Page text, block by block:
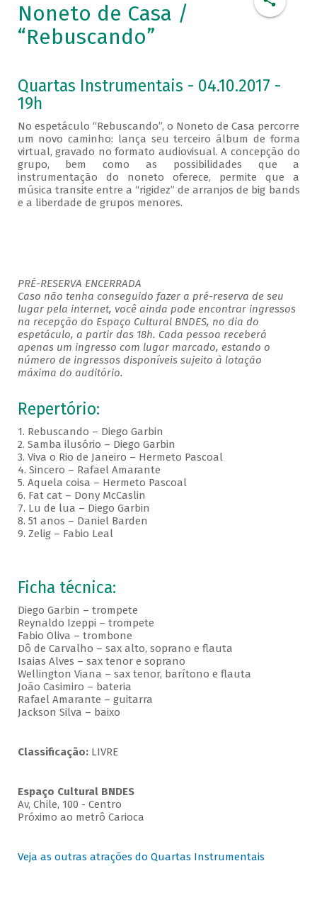
Noneto de Casa /
“Rebuscando”
Quartas Instrumentais - 04.10.2017 -
19h
No espetáculo “Rebuscando”, o Noneto de Casa percorre
um novo caminho: lança seu terceiro álbum de forma
virtual, gravado no formato audiovisual. A concepção do
grupo, bem como as possibilidades que a
instrumentação do noneto oferece, permite que a
música transite entre a “rigidez” de arranjos de big bands
e a liberdade de grupos menores.
PRÉ-RESERVA ENCERRADA
Caso não tenha conseguido fazer a pré-reserva de seu
lugar pela internet, você ainda pode encontrar ingressos
na recepção do Espaço Cultural BNDES, no dia do
espetáculo, a partir das 18h. Cada pessoa receberá
apenas um ingresso com lugar marcado, estando o
número de ingressos disponíveis sujeito à lotação
máxima do auditório.
Repertório:
1. Rebuscando – Diego Garbin
2. Samba ilusório – Diego Garbin
3. Viva o Rio de Janeiro – Hermeto Pascoal
4. Sincero – Rafael Amarante
5. Aquela coisa – Hermeto Pascoal
6. Fat cat – Dony McCaslin
7. Lu de lua – Diego Garbin
8. 51 anos – Daniel Barden
9. Zelig – Fabio Leal
Ficha técnica:
Diego Garbin – trompete
Reynaldo Izeppi – trompete
Fabio Oliva – trombone
Dô de Carvalho – sax alto, soprano e flauta
Isaias Alves – sax tenor e soprano
Wellington Viana – sax tenor, barítono e flauta
João Casimiro – bateria
Rafael Amarante – guitarra
Jackson Silva – baixo
Classificação:LIVRE
Espaço Cultural BNDES
Av, Chile, 100 - Centro
Próximo ao metrô Carioca
Veja as outras atrações do Quartas Instrumentais